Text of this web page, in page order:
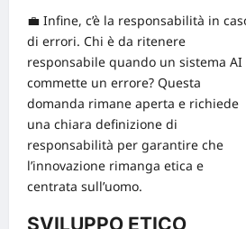
💼 Infine, c’è la responsabilità in
di errori. Chi è da ritenere
responsabile quando un sistema AI
commette un errore? Questa
domanda rimane aperta e richiede
una chiara definizione di
responsabilità per garantire che
l’innovazione rimanga etica e
centrata sull’uomo.
SVILUPPO ETICO